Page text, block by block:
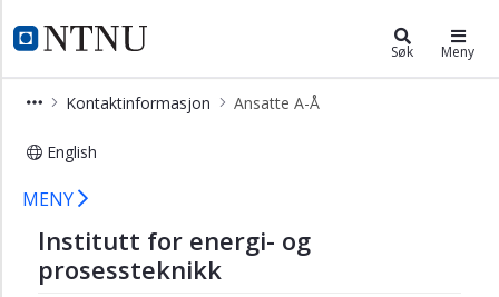
NTNU Hjemmeside
Institutt for energi- og Søk Meny
Kontaktinformasjon Ansatte A-Å
English
Ansatte - Institutt for energi- og
×
Om
oss
Kontaktinformasjon
A-
Å
Ledelse
MENY
Institutt for energi- og
prosessteknikk